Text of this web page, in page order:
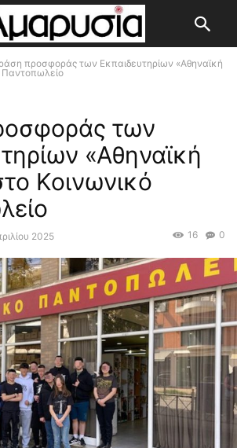
προσφοράς των Εκπαιδευτηρίων «Αθηναϊκή
Παντοπωλείο
των
«Αθηναϊκή
Κοινωνικό
2025 0
16